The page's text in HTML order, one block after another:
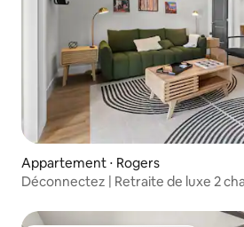
Appartement ⋅ Rogers
Déconnectez | Retraite de luxe 2